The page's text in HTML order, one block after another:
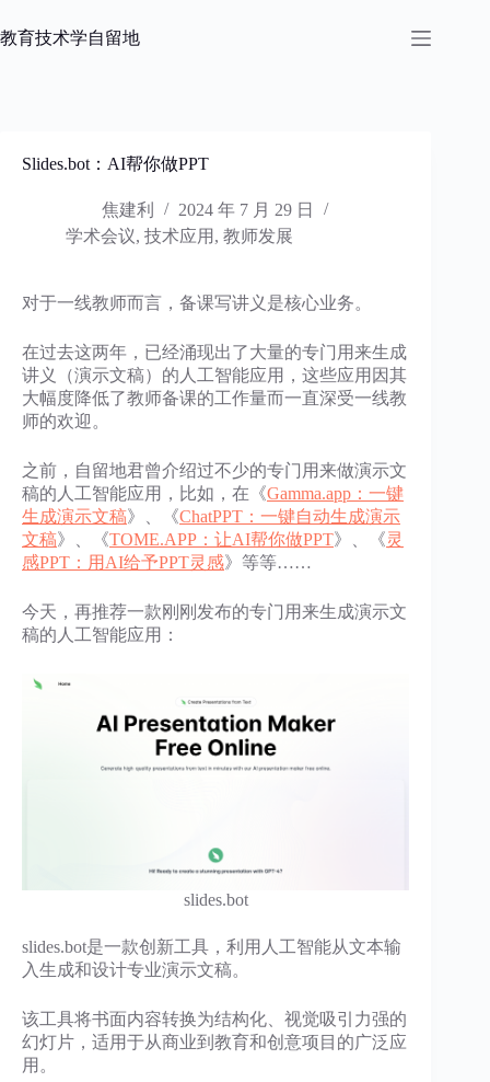
过
教育技术学自留地
Slides.bot：AI帮你做PPT
焦建利
2024 年 7 月 29 日
学术会议, 技术应用 , 教师发展
对于一线教师而言，备课写讲义是核心业务。
在过去这两年，已经涌现出了大量的专门用来生成
讲义（演示文稿）的人工智能应用，这些应用因其
大幅度降低了教师备课的工作量而一直深受一线教
师的欢迎。
之前，自留地君曾介绍过不少的专门用来做演示文
稿的人工智能应用，比如，在《Gamma.app：一键
生成演示文稿》、《ChatPPT：一键自动生成演示
文稿》、《TOME.APP：让AI帮你做PPT》、《灵
感PPT：用AI给予PPT灵感》等等……
今天，再推荐一款刚刚发布的专门用来生成演示文
稿的人工智能应用：
slides.bot
slides.bot是一款创新工具，利用人工智能从文本输
入生成和设计专业演示文稿。
该工具将书面内容转换为结构化、视觉吸引力强的
幻灯片，适用于从商业到教育和创意项目的广泛应
用。